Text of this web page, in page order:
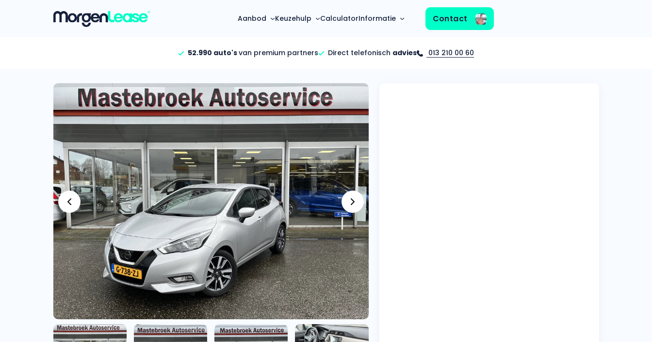
Aanbod
Gehele aanbod
Bekijk volledig aanbod
Gezinsauto’s
Bekijk alle gezinsauto’s
Hele aanbod
Bekijk alle stadsauto’s
EV’s/Hybrides
Bekijk alle electrische auto’s
Bedrijfswagens
Bekijk alle bedrijfswagens
Budgetwagens
Bekijk alle budgetwagens
Mercedes-Benz
(3500+ auto's)
Volkswagen
(4500+ auto's)
Volvo
(1000+ auto's)
Audi
(2000+ auto's)
BMW
(2000+ auto's)
Keuzehulp
Hoeveel kan ik lenen?
Bereken in één minuut
Calculator
Maandbedrag berekenen
Offerte vergelijken
Wij geven jou een betere deal
CalculatorInformatie
Over ons
Gehele FAQ’s
Zakelijk
Vragen over zakelijk
Particulier
Vragen over particulier
Jouw aanvraag
Vragen over jouw aanvraag
Leasevormen
Vragen over leasevormen
Contact
52.990 auto'svan premium partners Direct telefonisch advies 013 210 00 60